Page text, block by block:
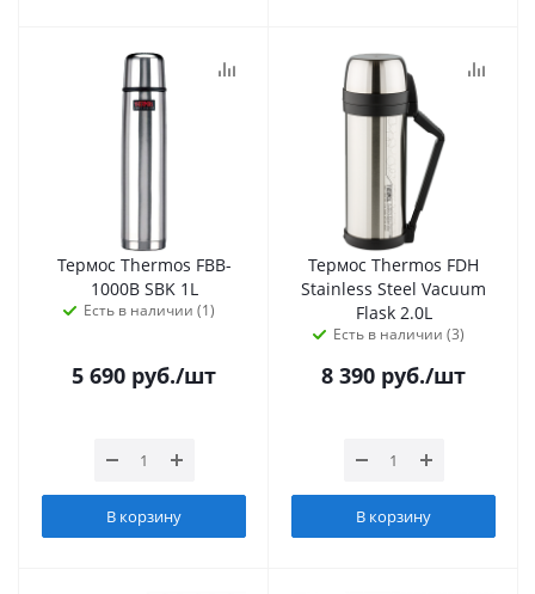
Термос Thermos FBB-
1000B SBK 1L
Есть в наличии (1)
5 690 руб./шт
В корзину
Термос Thermos FDH
Stainless Steel Vacuum
Flask 2.0L
Есть в наличии (3)
8 390 руб./шт
В корзину